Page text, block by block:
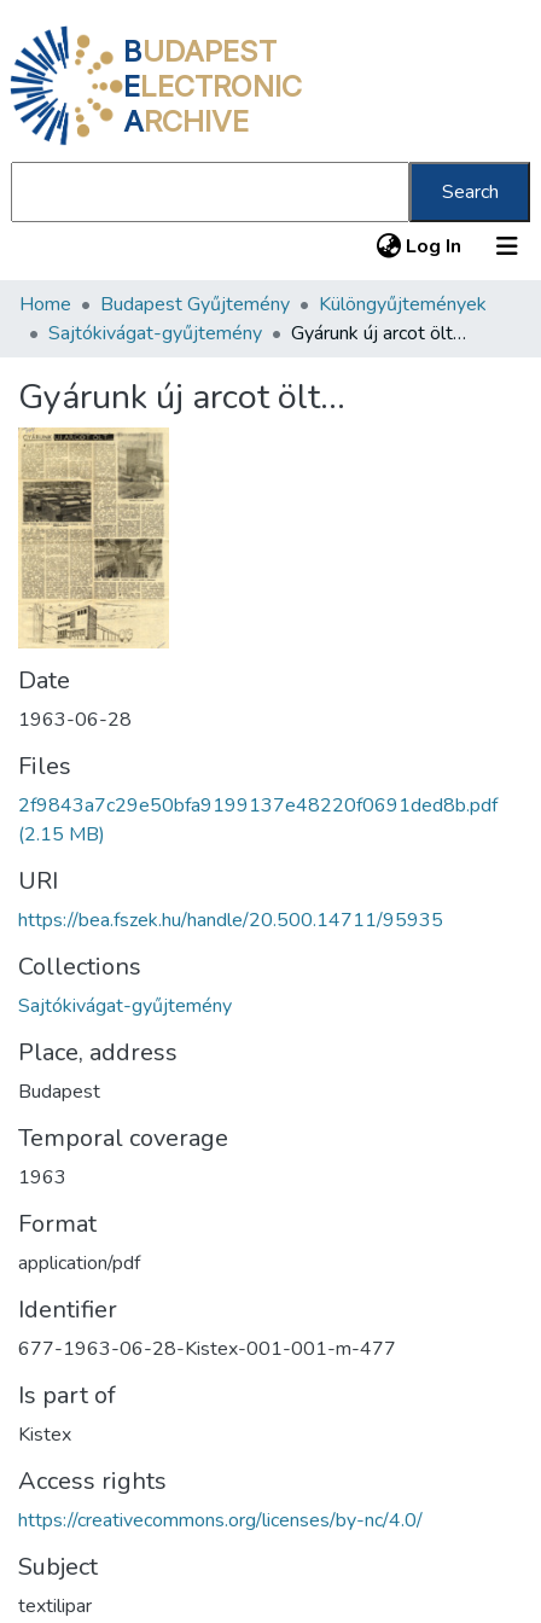
BUDAPEST
ELECTRONIC
ARCHIVE
Search
Log In (current)
Communities & Collections
Statistics
About us
Home Budapest Gyűjtemény
Különgyűjtemények
Sajtókivágat-gyűjtemény
Gyárunk új arcot ölt…
Gyárunk új arcot ölt…
Date
1963-06-28
Files
2f9843a7c29e50bfa9199137e48220f0691ded8b.pdf
(2.15 MB)
URI
https://bea.fszek.hu/handle/20.500.14711/95935
Collections
Sajtókivágat-gyűjtemény
Place, address
Budapest
Temporal coverage
1963
Format
application/pdf
Identifier
677-1963-06-28-Kistex-001-001-m-477
Is part of
Kistex
Access rights
https://creativecommons.org/licenses/by-nc/4.0/
Subject
textilipar